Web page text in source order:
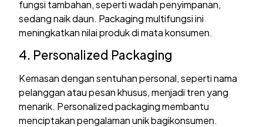
fungsi tambahan, seperti wadah penyimpanan,
sedang naik daun. Packaging multifungsi ini
meningkatkan nilai produk di mata konsumen.
4. Personalized Packaging
Kemasan dengan sentuhan personal, seperti nama
pelanggan atau pesan khusus, menjadi tren yang
menarik. Personalized packaging membantu
menciptakan pengalaman unik bagikonsumen.